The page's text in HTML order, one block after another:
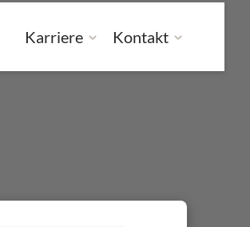
Karriere Kontakt